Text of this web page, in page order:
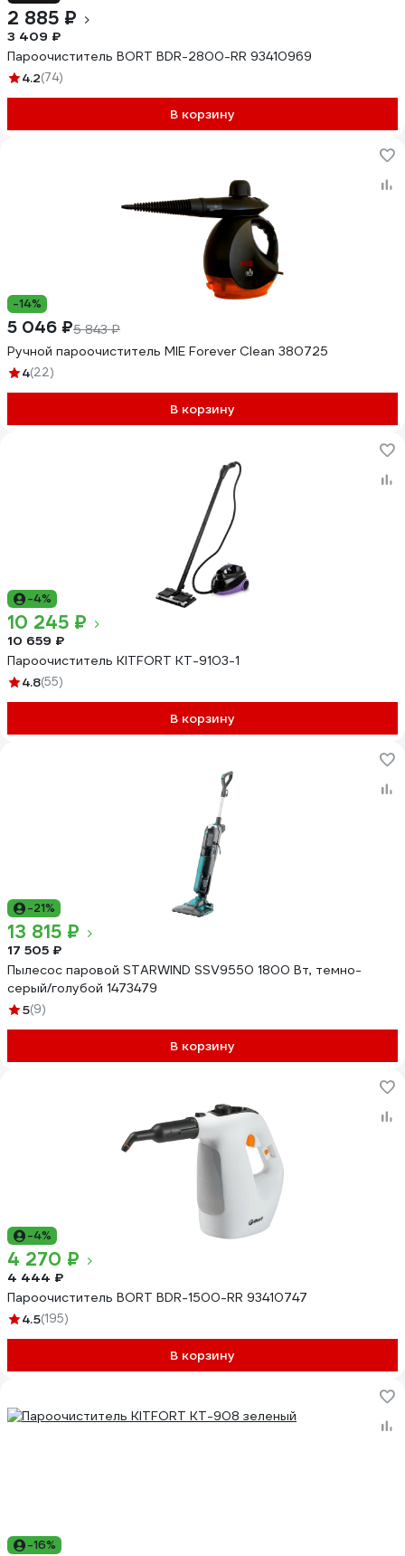
2 885 ₽
3 409 ₽
Пароочиститель BORT BDR-2800-RR 93410969
4.2(74)
В корзину
-14%
5 046 ₽5 843 ₽
Ручной пароочиститель MIE Forever Clean 380725
4(22)
В корзину
-4%
10 245 ₽
10 659 ₽
Пароочиститель KITFORT КТ-9103-1
4.8(55)
В корзину
-21%
13 815 ₽
17 505 ₽
Пылесос паровой STARWIND SSV9550 1800 Вт, темно-
серый/голубой 1473479
5(9)
В корзину
-4%
4 270 ₽
4 444 ₽
Пароочиститель BORT BDR-1500-RR 93410747
4.5(195)
В корзину
-16%